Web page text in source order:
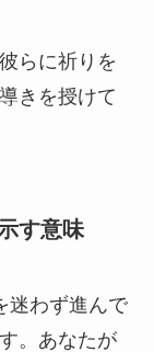
らに祈りを
きを授けて
す意味
迷わず進んで
。あなたが